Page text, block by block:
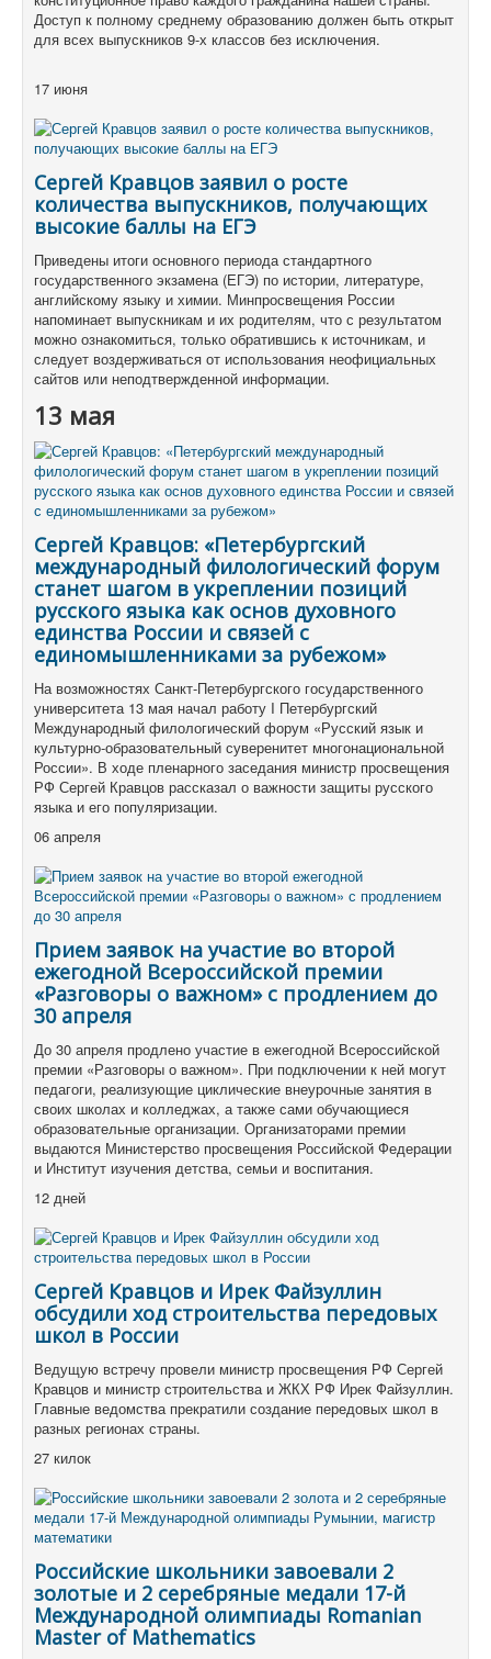
Доступ к полному среднему образованию должен быть открыт
для всех выпускников 9-х классов без исключения.
17 июня
Сергей Кравцов заявил о росте
количества выпускников, получающих
высокие баллы на ЕГЭ
Приведены итоги основного периода стандартного
государственного экзамена (ЕГЭ) по истории, литературе,
английскому языку и химии. Минпросвещения России
напоминает выпускникам и их родителям, что с результатом
можно ознакомиться, только обратившись к источникам, и
следует воздерживаться от использования неофициальных
сайтов или неподтвержденной информации.
13 мая
Сергей Кравцов: «Петербургский
международный филологический форум
станет шагом в укреплении позиций
русского языка как основ духовного
единства России и связей с
единомышленниками за рубежом»
На возможностях Санкт-Петербургского государственного
университета 13 мая начал работу I Петербургский
Международный филологический форум «Русский язык и
культурно-образовательный суверенитет многонациональной
России». В ходе пленарного заседания министр просвещения
РФ Сергей Кравцов рассказал о важности защиты русского
языка и его популяризации.
06 апреля
Прием заявок на участие во второй
ежегодной Всероссийской премии
«Разговоры о важном» с продлением до
30 апреля
До 30 апреля продлено участие в ежегодной Всероссийской
премии «Разговоры о важном». При подключении к ней могут
педагоги, реализующие циклические внеурочные занятия в
своих школах и колледжах, а также сами обучающиеся
образовательные организации. Организаторами премии
выдаются Министерство просвещения Российской Федерации
и Институт изучения детства, семьи и воспитания.
12 дней
Сергей Кравцов и Ирек Файзуллин
обсудили ход строительства передовых
школ в России
Ведущую встречу провели министр просвещения РФ Сергей
Кравцов и министр строительства и ЖКХ РФ Ирек Файзуллин.
Главные ведомства прекратили создание передовых школ в
разных регионах страны.
27 килок
Российские школьники завоевали 2
золотые и 2 серебряные медали 17-й
Международной олимпиады Romanian
Master of Mathematics